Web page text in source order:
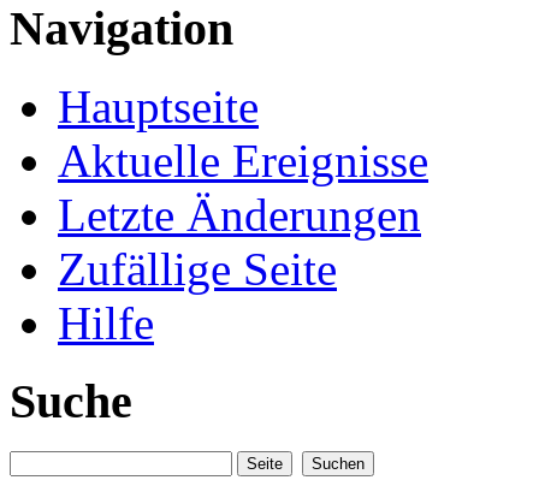
Navigation
Hauptseite
Aktuelle Ereignisse
Letzte Änderungen
Zufällige Seite
Hilfe
Suche